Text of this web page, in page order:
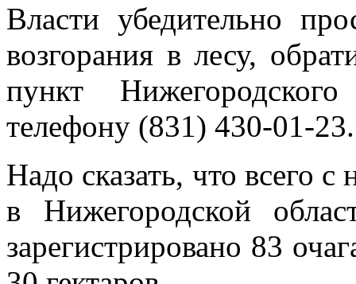
Власти убедительно
возгорания в лесу,
пункт
телефону (831) 430-01-23.
Надо сказать, что всего
в Нижегородской
зарегистрировано 83